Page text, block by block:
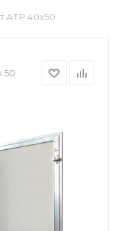
АТР 40x50
50